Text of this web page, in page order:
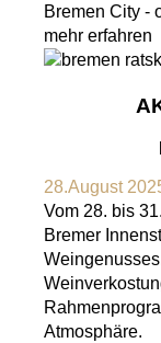
Bremen City -
mehr erfahren
28.August
Vom 28. bis
Bremer
Atmosphäre.